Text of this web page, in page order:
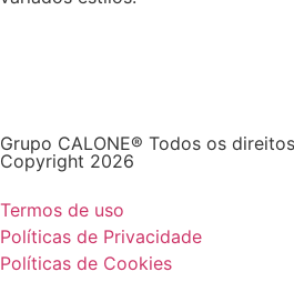
Grupo CALONE® Todos os
Copyright 2026
Termos de uso
Políticas de Privacidade
Políticas de Cookies